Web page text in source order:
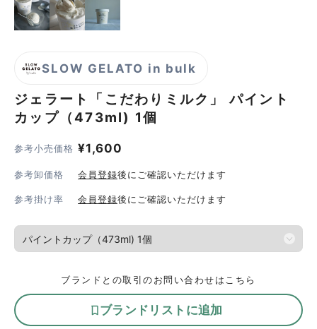
SLOW GELATO in bulk
ジェラート「こだわりミルク」
パイント
カップ（473ml) 1個
参考小売価格 ¥1,600
参考卸価格 会員登録後にご確認いただけます
参考掛け率 会員登録後にご確認いただけます
ブランドとの取引のお問い合わせはこちら
ブランドリストに追加